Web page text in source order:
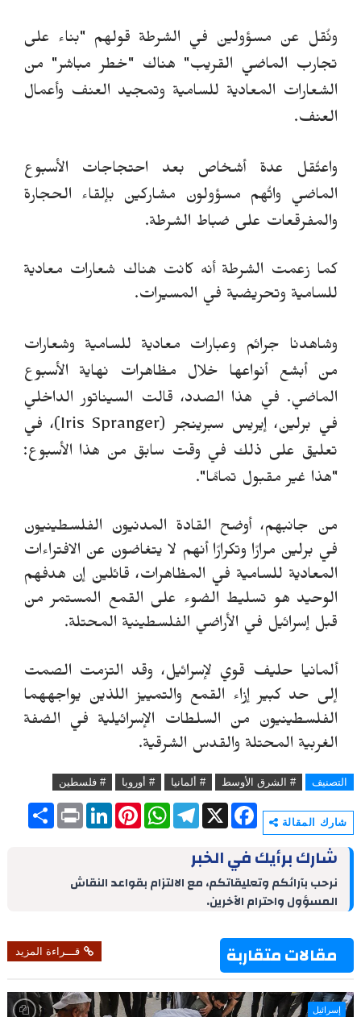
ونقل عن مسؤولين في الشرطة قولهم "بناء على
تجارب الماضي القريب" هناك "خطر مباشر" من
الشعارات المعادية للسامية وتمجيد العنف وأعمال
العنف.
واعتقل عدة أشخاص بعد احتجاجات الأسبوع
الماضي واتهم مسؤولون مشاركين بإلقاء الحجارة
والمفرقعات على ضباط الشرطة.
كما زعمت الشرطة أنه كانت هناك شعارات معادية
للسامية وتحريضية في المسيرات.
وشاهدنا جرائم وعبارات معادية للسامية وشعارات
من أبشع أنواعها خلال مظاهرات نهاية الأسبوع
الماضي. في هذا الصدد، قالت السيناتور الداخلي
في برلين، إيريس سبرينجر (Iris Spranger)، في
تعليق على ذلك في وقت سابق من هذا الأسبوع:
"هذا غير مقبول تمامًا".
من جانبهم، أوضح القادة المدنيون الفلسطينيون
في برلين مرارًا وتكرارًا أنهم لا يتغاضون عن الافتراءات
المعادية للسامية في المظاهرات، قائلين إن هدفهم
الوحيد هو تسليط الضوء على القمع المستمر من
قبل إسرائيل في الأراضي الفلسطينية المحتلة.
ألمانيا حليف قوي لإسرائيل، وقد التزمت الصمت
إلى حد كبير إزاء القمع والتمييز اللذين يواجههما
الفلسطينيون من السلطات الإسرائيلية في الضفة
الغربية المحتلة والقدس الشرقية.
التصنيف # الشرق الأوسط # ألمانيا # أوروبا # فلسطين
شارك المقالة
S
h
P
r
L
I
P
e
W
h
p
T
e
g
a
X
F
a
b
o
k
شارك برأيك في الخبر
نرحب بآرائكم وتعليقاتكم، مع الالتزام بقواعد النقاش
المسؤول واحترام الآخرين.
مقالات متقاربة قـــراءة المزيد
إسرائيل